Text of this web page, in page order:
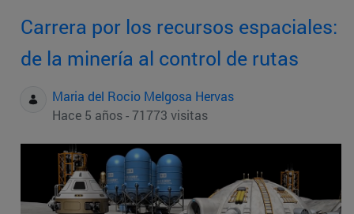
Carrera por los recursos espaciales:
de la minería al control de rutas
Maria del Rocio Melgosa Hervas
Hace 5 años - 71773 visitas